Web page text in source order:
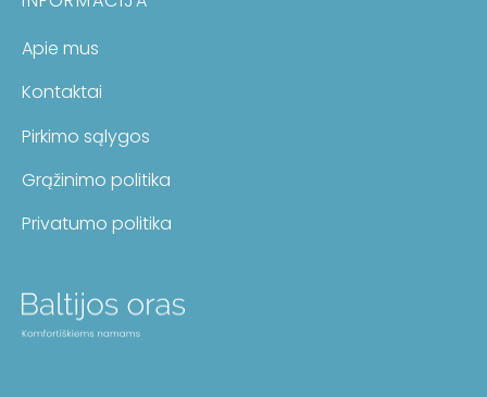
Apie mus
Kontaktai
Pirkimo sąlygos
Grąžinimo politika
Privatumo politika